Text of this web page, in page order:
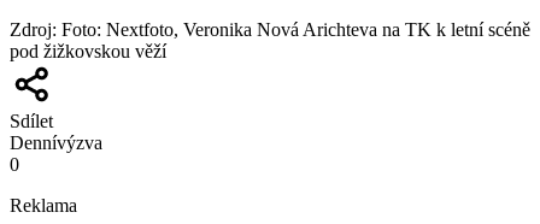
Zdroj: Foto: Nextfoto, Veronika Nová Arichteva na TK k letní scéně
pod žižkovskou věží
Sdílet
Dennívýzva
0
Reklama